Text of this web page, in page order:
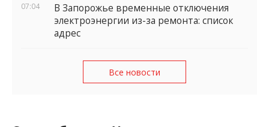
07:04
В Запорожье временные отключения
электроэнергии из-за ремонта: список
адрес
Все новости